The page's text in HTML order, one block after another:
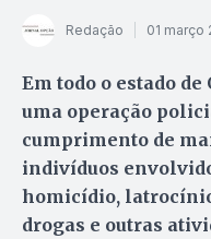
Redação 01 março
Em todo o estado
uma operação
cumprimento de
indivíduos
homicídio,
drogas e outras